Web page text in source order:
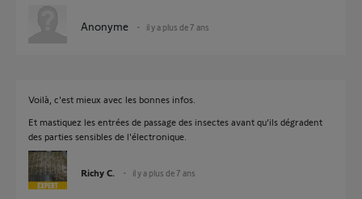
Anonyme il y a plus de 7 ans
Voilà, c'est mieux avec les bonnes infos.
Et mastiquez les entrées de passage des insectes avant qu'ils dégradent
des parties sensibles de l'électronique.
Richy C. il y a plus de 7 ans